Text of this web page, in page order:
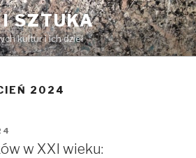
I SZTUKA
kultur i ich dzieł
2024
w XXI wieku: